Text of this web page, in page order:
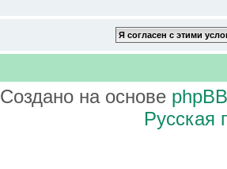
Создано на основе phpBB
Русская